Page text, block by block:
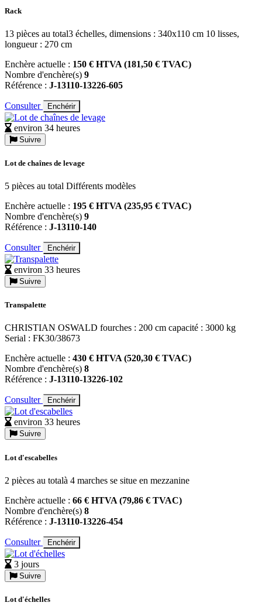
Rack
13 pièces au total3 échelles, dimensions : 340x110 cm 10 lisses,
longueur : 270 cm
Enchère actuelle : 150 € HTVA (181,50 € TVAC)
Nombre d'enchère(s) 9
Référence : J-13110-13226-605
Consulter Enchérir
environ 34 heures
Suivre
Lot de chaînes de levage
5 pièces au total Différents modèles
Enchère actuelle : 195 € HTVA (235,95 € TVAC)
Nombre d'enchère(s) 9
Référence : J-13110-140
Consulter Enchérir
environ 33 heures
Suivre
Transpalette
CHRISTIAN OSWALD fourches : 200 cm capacité : 3000 kg
Serial : FK30/38673
Enchère actuelle : 430 € HTVA (520,30 € TVAC)
Nombre d'enchère(s) 8
Référence : J-13110-13226-102
Consulter Enchérir
environ 33 heures
Suivre
Lot d'escabelles
2 pièces au totalà 4 marches se situe en mezzanine
Enchère actuelle : 66 € HTVA (79,86 € TVAC)
Nombre d'enchère(s) 8
Référence : J-13110-13226-454
Consulter Enchérir
3 jours
Suivre
Lot d'échelles